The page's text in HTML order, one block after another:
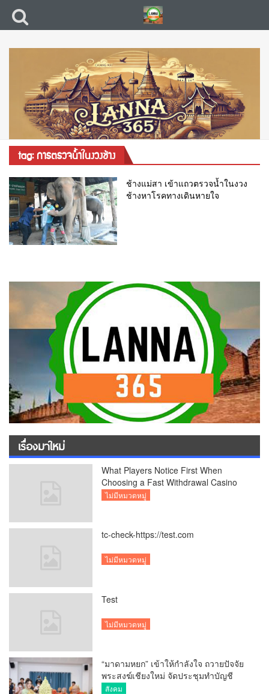
tag: การตรวจน้ำในงวงช้าง
ช้างแม่สา เข้าแถวตรวจน้ำในงวง
ช้างหาโรคทางเดินหายใจ
เรื่องมาใหม่
What Players Notice First When
Choosing a Fast Withdrawal Casino
UK
ไม่มีหมวดหมู่
tc-check-https://test.com
ไม่มีหมวดหมู่
Test
ไม่มีหมวดหมู่
“มาดามหยก” เข้าให้กำลังใจ ถวายปัจจัย
พระสงฆ์เชียงใหม่ จัดประชุมทำบัญชี
รายรับรายจ่ายของวัด กว่า 300 รูป ที่วัด
สังคม